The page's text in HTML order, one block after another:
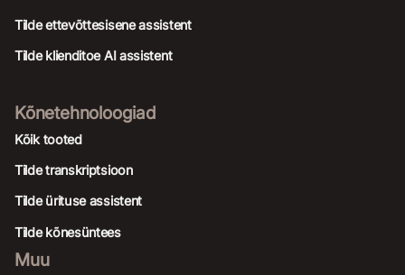
Tilde ettevõttesisene assistent
Tilde klienditoe AI assistent
Kõnetehnoloogiad
Kõik tooted
Tilde transkriptsioon
Tilde ürituse assistent
Tilde kõnesüntees
Muu